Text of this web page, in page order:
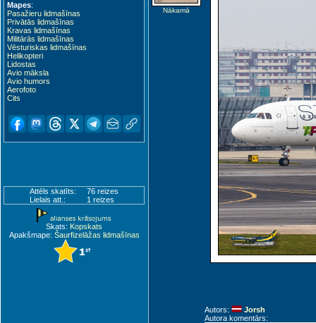
Mapes:
Pasažieru lidmašīnas
Privātās lidmašīnas
Kravas lidmašīnas
Militārās lidmašīnas
Vēsturiskas lidmašīnas
Helikopteri
Lidostas
Avio māksla
Avio humors
Aerofoto
Cits
Attēls skatīts:
76 reizes
Lielais att.:
1 reizes
Skats: Kopskats
Apakšmape: Šaurfizelāžas lidmašīnas
Nākamā
Autors:
Jorsh
Autora komentārs: